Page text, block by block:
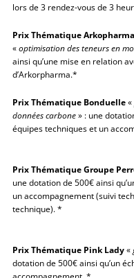
lors de 3 rendez-vous de 3
Prix Thématique Arkopharma
«optimisation des teneurs en
ainsi qu’une mise en relation
d’Arkorpharma.*
Prix Thématique Bonduelle«
données carbone» : une
équipes techniques et un
Prix Thématique Groupe
une dotation de 500€ ainsi
un accompagnement (suivi
technique). *
Prix Thématique Pink Lady«
dotation de 500€ ainsi qu’un